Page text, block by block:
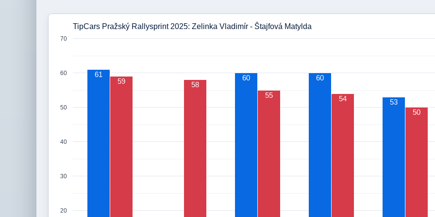
TipCars Pražský Rallysprint 2025: Zelinka Vladimír - Štajfová Matylda
20
30
40
50
60
70
61 60 60
53
59
58
55
54
50